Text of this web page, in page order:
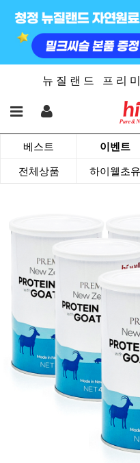
뉴 질 랜 드 프 리
베스트 이벤트
전체상품 하이웰초유